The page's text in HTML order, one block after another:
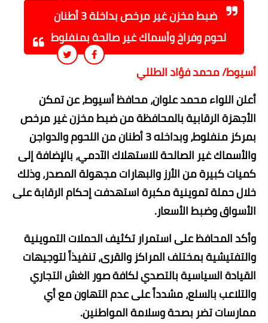
ضبط مخزن غير مرخص بداخلة 3 أطنان
لحوم وفراخ وأسماك غير صالحة بمنفلوط
​أسيوط/ محمد فؤاد الطللي
​أعلن اللواء محمد علوان، محافظ أسيوط، عن تمكن
الأجهزة الرقابية بالمحافظة من ضبط مخزن غير مرخص
بمركز منفلوط، وبداخله 3 أطنان من اللحوم والدواجن
والأسماك غير الصالحة للاستهلاك الآدمي، بالإضافة إلى
كميات كبيرة من الأرز والبهارات مجهولة المصدر، وذلك
خلال حملة تموينية مكبرة استهدفت إحكام الرقابة على
الأسواق وضبط الأسعار.
​وأكد المحافظ على استمرار تكثيف الحملات التموينية
والتفتيشية بمختلف المراكز والقرى، تنفيذاً لتوجيهات
القيادة السياسية بالتصدي لكافة صور الغش التجاري
والتلاعب بالسلع، مشدداً على عدم التهاون مع أي
ممارسات تضر بصحة وسلامة المواطنين.